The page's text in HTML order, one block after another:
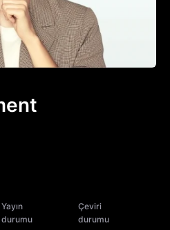
Yayın
durumu
Çeviri
durumu